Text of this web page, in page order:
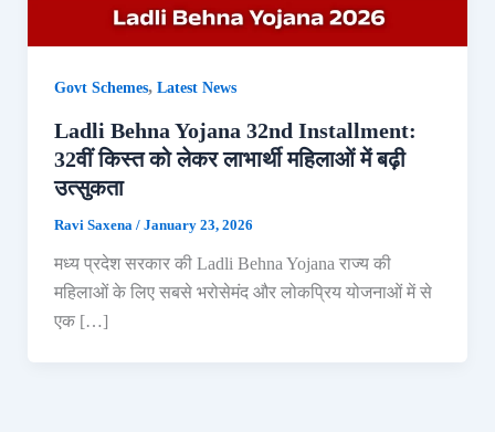
Govt Schemes, Latest News
Ladli Behna Yojana 32nd Installment:
32वीं किस्त को लेकर लाभार्थी महिलाओं में बढ़ी
उत्सुकता
Ravi Saxena / January 23, 2026
मध्य प्रदेश सरकार की Ladli Behna Yojana राज्य की
महिलाओं के लिए सबसे भरोसेमंद और लोकप्रिय योजनाओं में से
एक […]